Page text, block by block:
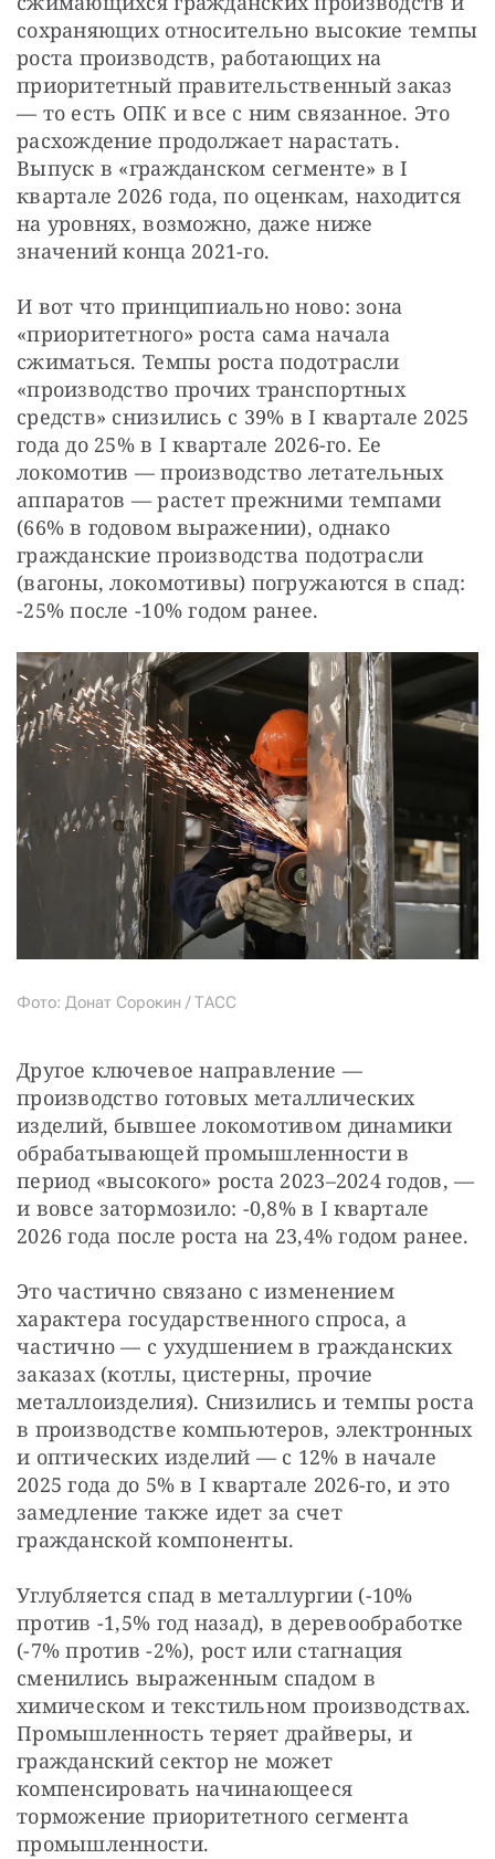
сохраняющих относительно высокие темпы
роста производств, работающих на
приоритетный правительственный заказ
— то есть ОПК и все с ним связанное. Это
расхождение продолжает нарастать.
Выпуск в «гражданском сегменте» в I
квартале 2026 года, по оценкам, находится
на уровнях, возможно, даже ниже
значений конца 2021-го.
И вот что принципиально ново: зона
«приоритетного» роста сама начала
сжиматься. Темпы роста подотрасли
«производство прочих транспортных
средств» снизились с 39% в I квартале 2025
года до 25% в I квартале 2026-го. Ее
локомотив — производство летательных
аппаратов — растет прежними темпами
(66% в годовом выражении), однако
гражданские производства подотрасли
(вагоны, локомотивы) погружаются в спад:
-25% после -10% годом ранее.
Фото: Донат Сорокин / ТАСС
Другое ключевое направление —
производство готовых металлических
изделий, бывшее локомотивом динамики
обрабатывающей промышленности в
период «высокого» роста 2023–2024 годов, —
и вовсе затормозило: -0,8% в I квартале
2026 года после роста на 23,4% годом ранее.
Это частично связано с изменением
характера государственного спроса, а
частично — с ухудшением в гражданских
заказах (котлы, цистерны, прочие
металлоизделия). Снизились и темпы роста
в производстве компьютеров, электронных
и оптических изделий — с 12% в начале
2025 года до 5% в I квартале 2026-го, и это
замедление также идет за счет
гражданской компоненты.
Углубляется спад в металлургии (-10%
против -1,5% год назад), в деревообработке
(-7% против -2%), рост или стагнация
сменились выраженным спадом в
химическом и текстильном производствах.
Промышленность теряет драйверы, и
гражданский сектор не может
компенсировать начинающееся
торможение приоритетного сегмента
промышленности.